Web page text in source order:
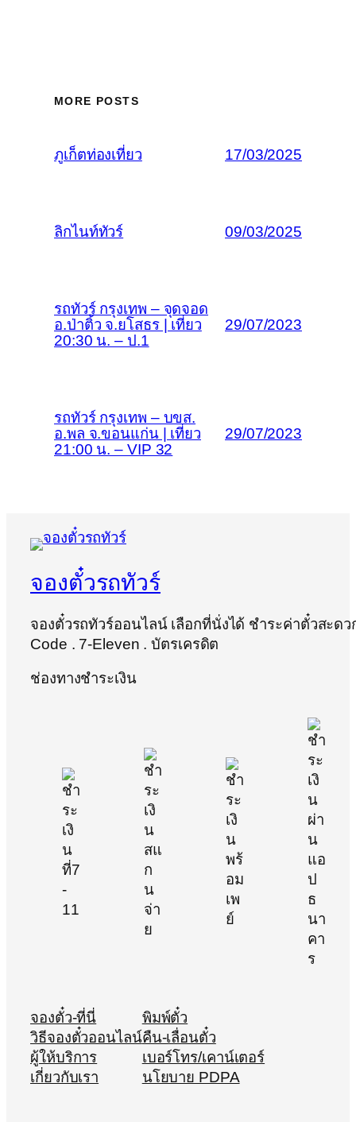
MORE POSTS
ภูเก็ตท่องเที่ยว 17/03/2025
ลิกไนท์ทัวร์ 09/03/2025
รถทัวร์ กรุงเทพ – จุดจอด
อ.ป่าติ้ว จ.ยโสธร | เที่ยว
20:30 น. – ป.1
29/07/2023
รถทัวร์ กรุงเทพ – บขส.
อ.พล จ.ขอนแก่น | เที่ยว
21:00 น. – VIP 32
29/07/2023
จองตั๋วรถทัวร์
จองตั๋วรถทัวร์ออนไลน์ เลือกที่นั่งได้ ชำระค่าตั๋วสะด
Code . 7-Eleven . บัตรเครดิต
ช่องทางชำระเงิน
จองตั๋ว-ที่นี่
วิธีจองตั๋วออนไลน์
ผู้ให้บริการ
เกี่ยวกับเรา
พิมพ์ตั๋ว
คืน-เลื่อนตั๋ว
เบอร์โทร/เคาน์เตอร์
นโยบาย PDPA